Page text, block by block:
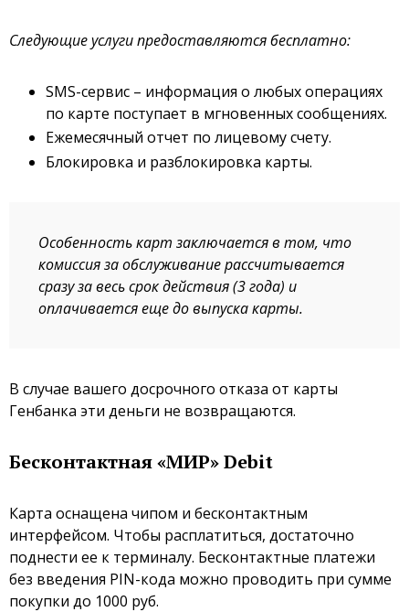
Следующие услуги предоставляются бесплатно:
SMS-сервис – информация о любых операциях
по карте поступает в мгновенных сообщениях.
Ежемесячный отчет по лицевому счету.
Блокировка и разблокировка карты.
Особенность карт заключается в том, что
комиссия за обслуживание рассчитывается
сразу за весь срок действия (3 года) и
оплачивается еще до выпуска карты.
В случае вашего досрочного отказа от карты
Генбанка эти деньги не возвращаются.
Бесконтактная «МИР» Debit
Карта оснащена чипом и бесконтактным
интерфейсом. Чтобы расплатиться, достаточно
поднести ее к терминалу. Бесконтактные платежи
без введения PIN-кода можно проводить при сумме
покупки до 1000 руб.